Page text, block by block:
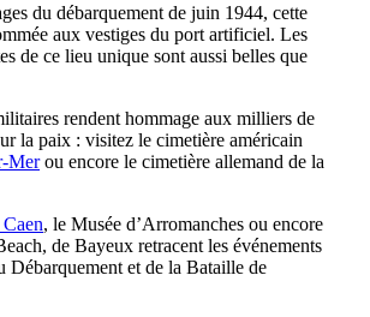
du débarquement de juin 1944, cette
aux vestiges du port artificiel. Les
de ce lieu unique sont aussi belles que
rendent hommage aux milliers de
la paix : visitez le cimetière américain
Merou encore le cimetière allemand de la
, le Musée d’Arromanches ou encore
de Bayeux retracent les événements
Débarquement et de la Bataille de